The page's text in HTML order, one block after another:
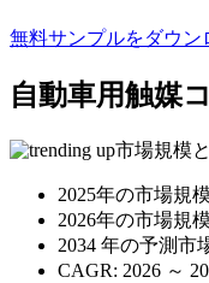
無料サンプルをダウン
自動車用触媒
市場規模
2025年の市場規
2026年の市場規
2034 年の予測市
CAGR: 2026 ～